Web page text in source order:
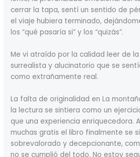
cerrar la tapa, sentí un sentido de
el viaje hubiera terminado,
los “qué pasaría si” y los “quizás”.
Me vi atraído por la calidad leer de
surrealista y alucinatorio que se
como extrañamente real.
La falta de originalidad en La
la lectura se sintiera como un
que una experiencia enriquecedora.
muchas gratis el libro finalmente se
sobrevalorado y decepcionante,
no se cumplió del todo. No estoy